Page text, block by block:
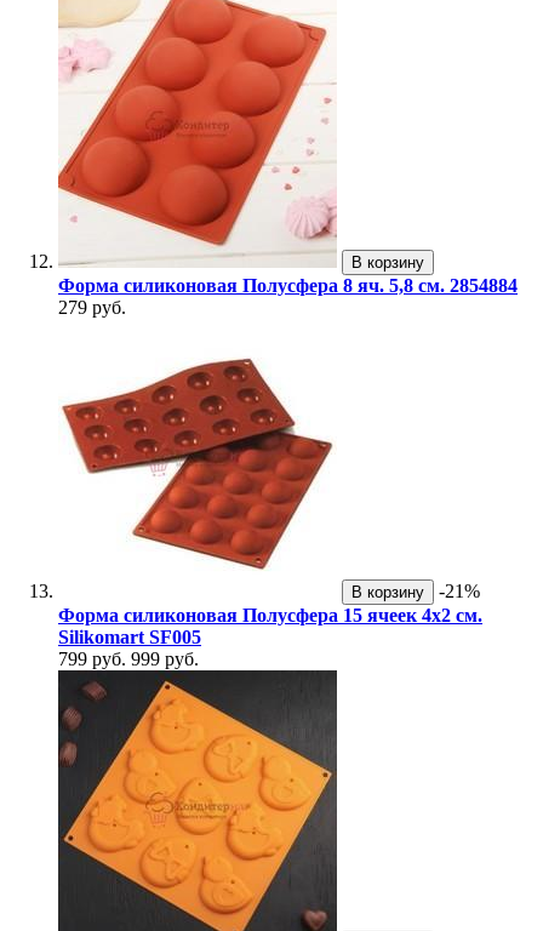
В корзину
Форма силиконовая Полусфера 8 яч. 5,8 см. 2854884
279 руб.
В корзину
-21%
Форма силиконовая Полусфера 15 ячеек 4х2 см.
Silikomart SF005
799 руб. 999 руб.